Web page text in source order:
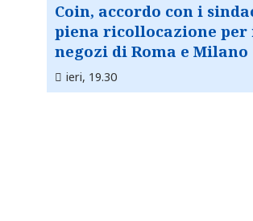
Coin, accordo con i
piena ricollocazione per
negozi di Roma e Milano
ieri, 19.30